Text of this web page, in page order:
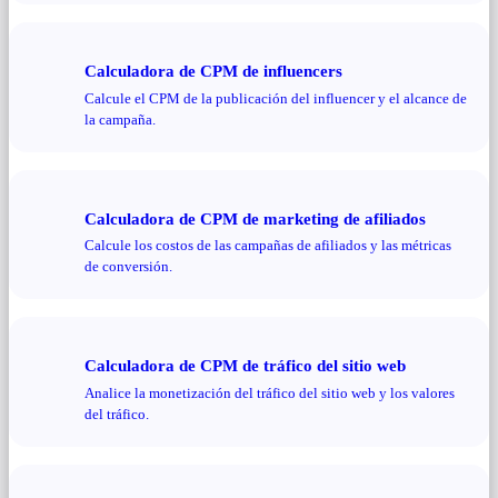
Calculadora de CPM de influencers
Calcule el CPM de la publicación del influencer y el alcance de
la campaña.
Calculadora de CPM de marketing de afiliados
Calcule los costos de las campañas de afiliados y las métricas
de conversión.
Calculadora de CPM de tráfico del sitio web
Analice la monetización del tráfico del sitio web y los valores
del tráfico.